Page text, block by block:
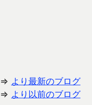
⇒ より最新のブログ
⇒ より以前のブログ